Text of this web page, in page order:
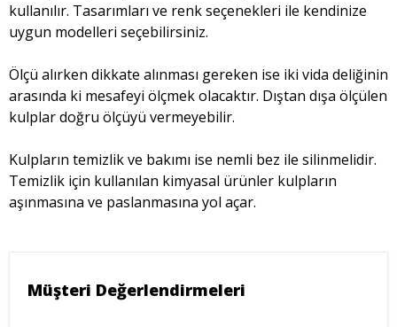
kullanılır. Tasarımları ve renk seçenekleri ile kendinize
uygun modelleri seçebilirsiniz.
Ölçü alırken dikkate alınması gereken ise iki vida deliğinin
arasında ki mesafeyi ölçmek olacaktır. Dıştan dışa ölçülen
kulplar doğru ölçüyü vermeyebilir.
Kulpların temizlik ve bakımı ise nemli bez ile silinmelidir.
Temizlik için kullanılan kimyasal ürünler kulpların
aşınmasına ve paslanmasına yol açar.
Müşteri Değerlendirmeleri